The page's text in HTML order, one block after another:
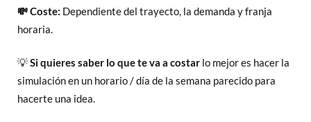
💸 Coste: Dependiente del trayecto, la demanda y franja
horaria.
💡Si quieres saber lo que te va a costar lo mejor es hacer la
simulación en un horario / día de la semana parecido para
hacerte una idea.